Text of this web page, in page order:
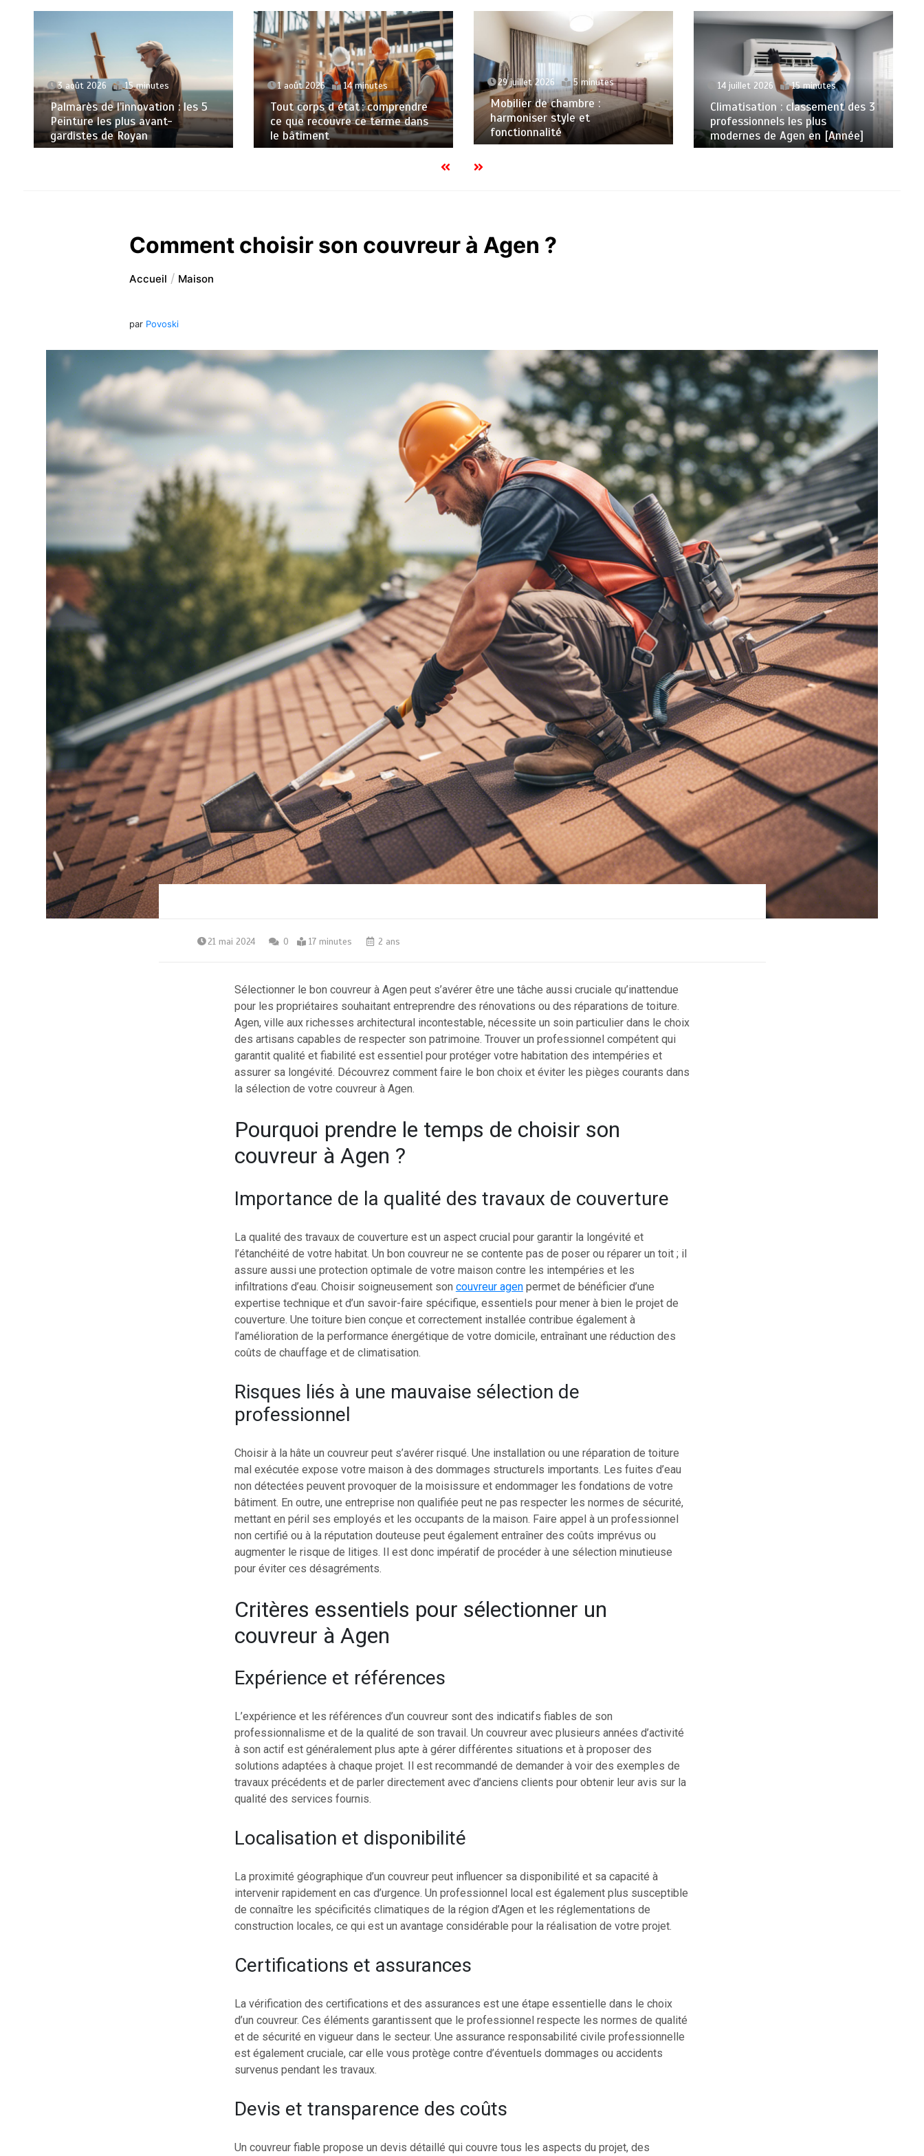
3 août 2026 15 minutes
Palmarès de l’innovation : les 5
Peinture les plus avant-
gardistes de Royan
1 août 2026 14 minutes
Tout corps d état : comprendre
ce que recouvre ce terme dans
le bâtiment
29 juillet 2026 5 minutes
Mobilier de chambre :
harmoniser style et
fonctionnalité
14 juillet 2026 15 minutes
Climatisation : classement des 3
professionnels les plus
modernes de Agen en [Année]
Comment choisir son couvreur à Agen ?
Accueil Maison
par Povoski
21 mai 2024 0 17 minutes 2 ans
Sélectionner le bon couvreur à Agen peut s’avérer être une tâche aussi cruciale qu’inattendue
pour les propriétaires souhaitant entreprendre des rénovations ou des réparations de toiture.
Agen, ville aux richesses architectural incontestable, nécessite un soin particulier dans le choix
des artisans capables de respecter son patrimoine. Trouver un professionnel compétent qui
garantit qualité et fiabilité est essentiel pour protéger votre habitation des intempéries et
assurer sa longévité. Découvrez comment faire le bon choix et éviter les pièges courants dans
la sélection de votre couvreur à Agen.
Pourquoi prendre le temps de choisir son
couvreur à Agen ?
Importance de la qualité des travaux de couverture
La qualité des travaux de couverture est un aspect crucial pour garantir la longévité et
l’étanchéité de votre habitat. Un bon couvreur ne se contente pas de poser ou réparer un toit ; il
assure aussi une protection optimale de votre maison contre les intempéries et les
infiltrations d’eau. Choisir soigneusement son couvreur agenpermet de bénéficier d’une
expertise technique et d’un savoir-faire spécifique, essentiels pour mener à bien le projet de
couverture. Une toiture bien conçue et correctement installée contribue également à
l’amélioration de la performance énergétique de votre domicile, entraînant une réduction des
coûts de chauffage et de climatisation.
Risques liés à une mauvaise sélection de
professionnel
Choisir à la hâte un couvreur peut s’avérer risqué. Une installation ou une réparation de toiture
mal exécutée expose votre maison à des dommages structurels importants. Les fuites d’eau
non détectées peuvent provoquer de la moisissure et endommager les fondations de votre
bâtiment. En outre, une entreprise non qualifiée peut ne pas respecter les normes de sécurité,
mettant en péril ses employés et les occupants de la maison. Faire appel à un professionnel
non certifié ou à la réputation douteuse peut également entraîner des coûts imprévus ou
augmenter le risque de litiges. Il est donc impératif de procéder à une sélection minutieuse
pour éviter ces désagréments.
Critères essentiels pour sélectionner un
couvreur à Agen
Expérience et références
L’expérience et les références d’un couvreur sont des indicatifs fiables de son
professionnalisme et de la qualité de son travail. Un couvreur avec plusieurs années d’activité
à son actif est généralement plus apte à gérer différentes situations et à proposer des
solutions adaptées à chaque projet. Il est recommandé de demander à voir des exemples de
travaux précédents et de parler directement avec d’anciens clients pour obtenir leur avis sur la
qualité des services fournis.
Localisation et disponibilité
La proximité géographique d’un couvreur peut influencer sa disponibilité et sa capacité à
intervenir rapidement en cas d’urgence. Un professionnel local est également plus susceptible
de connaître les spécificités climatiques de la région d’Agen et les réglementations de
construction locales, ce qui est un avantage considérable pour la réalisation de votre projet.
Certifications et assurances
La vérification des certifications et des assurances est une étape essentielle dans le choix
d’un couvreur. Ces éléments garantissent que le professionnel respecte les normes de qualité
et de sécurité en vigueur dans le secteur. Une assurance responsabilité civile professionnelle
est également cruciale, car elle vous protège contre d’éventuels dommages ou accidents
survenus pendant les travaux.
Devis et transparence des coûts
Un couvreur fiable propose un devis détaillé qui couvre tous les aspects du projet, des